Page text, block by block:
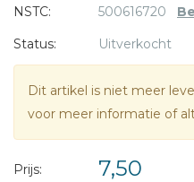
De verhalen zijn geschreven
Joke Verweerd.
Ieder boek begint met een
eind staan leuke weetjes en
NSTC:
500616720
Status:
Uitverkocht
Dit artikel is niet meer
voor meer informatie of
Prijs: 7,50